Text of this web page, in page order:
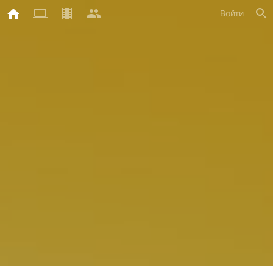
Войти